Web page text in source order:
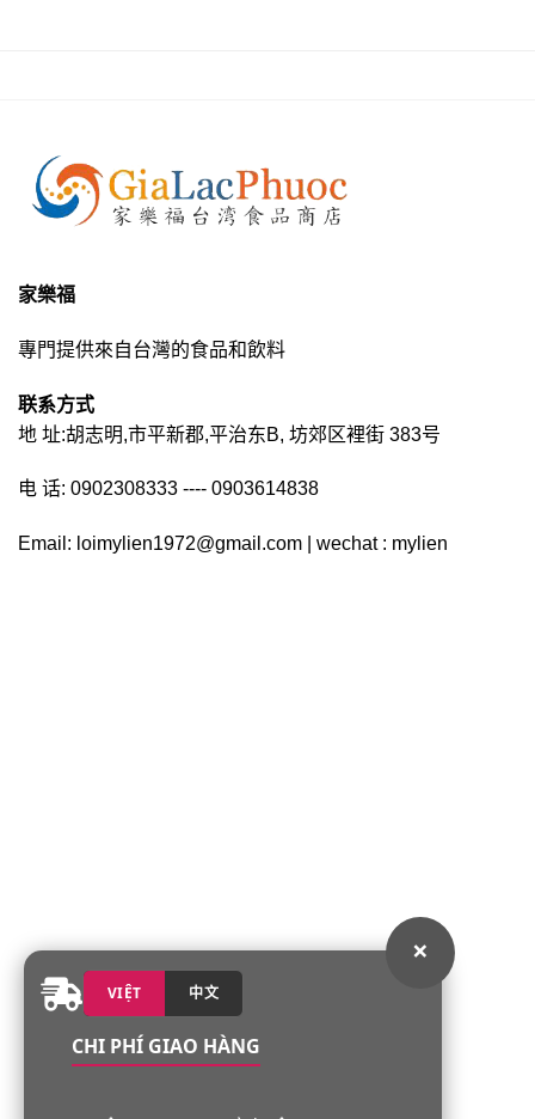
×
VIỆT 中文
CHI PHÍ GIAO HÀNG
家樂福
專門提供來自台灣的食品和飲料
联系方式
地 址:胡志明,市平新郡,平治东B, 坊郊区裡街 383号
电 话: 0902308333 ---- 0903614838
Email: loimylien1972@gmail.com | wechat : mylien